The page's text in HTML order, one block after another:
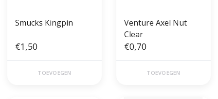
Smucks Kingpin
€1,50
TOEVOEGEN
Venture Axel Nut
Clear
€0,70
TOEVOEGEN